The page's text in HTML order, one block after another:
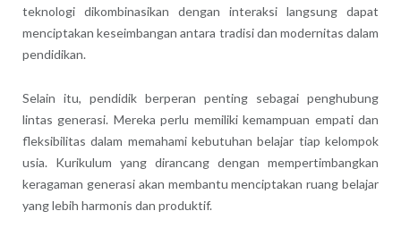
teknologi dikombinasikan dengan interaksi langsung dapat
menciptakan keseimbangan antara tradisi dan modernitas dalam
pendidikan.
Selain itu, pendidik berperan penting sebagai penghubung
lintas generasi. Mereka perlu memiliki kemampuan empati dan
fleksibilitas dalam memahami kebutuhan belajar tiap kelompok
usia. Kurikulum yang dirancang dengan mempertimbangkan
keragaman generasi akan membantu menciptakan ruang belajar
yang lebih harmonis dan produktif.